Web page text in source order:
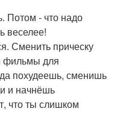
Потом - что надо
веселее!
Сменить прическу
фильмы для
похудеешь, сменишь
и начнёшь
что ты слишком